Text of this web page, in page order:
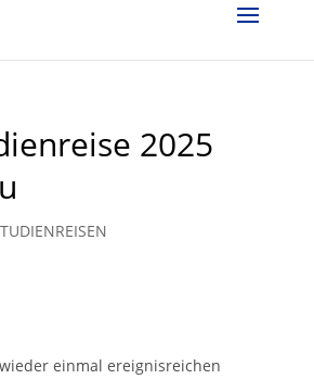
2025
einmal ereignisreichen